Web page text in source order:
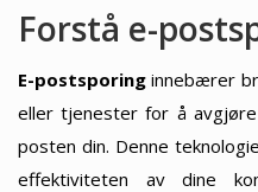
Forstå e-
E-postsporing innebærer
eller tjenester for å
posten din. Denne
effektiviteten av dine